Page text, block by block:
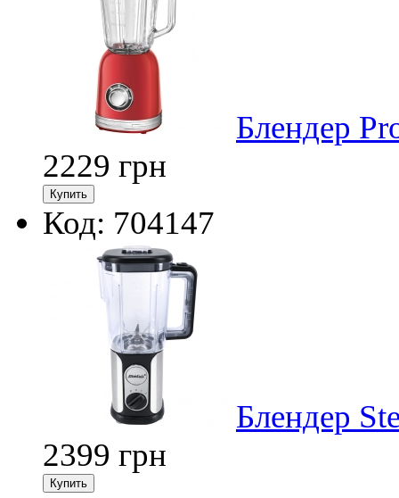
Блендер
2229 грн
Код: 704147
Блендер
2399 грн